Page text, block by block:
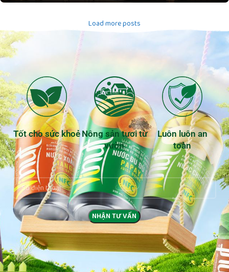
Load more posts
Tốt cho sức khoẻ Nông sản tươi từ
vườn
Luôn luôn an
toàn